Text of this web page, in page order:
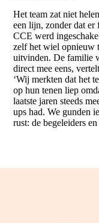
Het team zat niet
een lijn, zonder dat er
CCE werd
zelf het wiel opnieuw
uitvinden. De familie
direct mee eens,
‘Wij merkten dat het
op hun tenen liep
laatste jaren steeds
ups had. We gunden
rust: de begeleiders en